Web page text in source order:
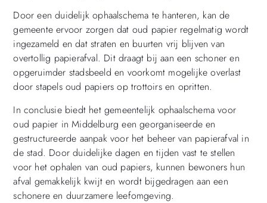
Door een duidelijk ophaalschema te hanteren, kan de
gemeente ervoor zorgen dat oud papier regelmatig wordt
ingezameld en dat straten en buurten vrij blijven van
overtollig papierafval. Dit draagt bij aan een schoner en
opgeruimder stadsbeeld en voorkomt mogelijke overlast
door stapels oud papiers op trottoirs en opritten.
In conclusie biedt het gemeentelijk ophaalschema voor
oud papier in Middelburg een georganiseerde en
gestructureerde aanpak voor het beheer van papierafval in
de stad. Door duidelijke dagen en tijden vast te stellen
voor het ophalen van oud papiers, kunnen bewoners hun
afval gemakkelijk kwijt en wordt bijgedragen aan een
schonere en duurzamere leefomgeving.